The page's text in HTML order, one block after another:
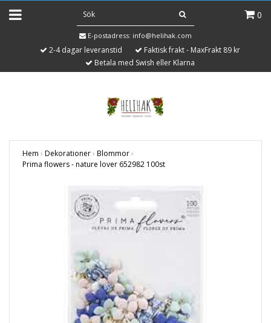
0
E-postadress: info@helihak.com
2-4 dagar leveranstid
Faktisk frakt - MaxFrakt 89 kr
Betala med Swish eller Klarna
Hem › Dekorationer› Blommor›
Prima flowers - nature lover 652982 100st